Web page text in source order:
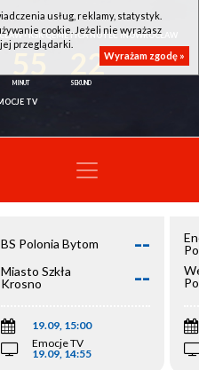
- KSK QEMETICA NOTEĆ INOWROCŁAW
22
TV
BS Polonia Bytom --
Miasto Szkła
Krosno
--
19.09, 15:00
Emocje TV
19.09, 14:55
usług, reklamy, statystyk.
cookie. Jeżeli nie wyrażasz
przeglądarki.
Wyrażam zgodę »